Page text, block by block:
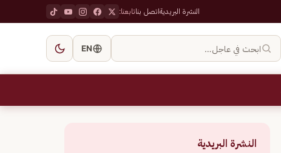
النشرة البريديةاتصل بناتابعنا:
ابحث في عاجل… EN
النشرة البريدية